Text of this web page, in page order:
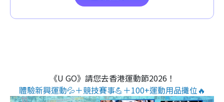
《U GO》請您去香港運動節2026！
體驗新興運動💦＋競技賽事💪＋100+運動用品攤位🔥